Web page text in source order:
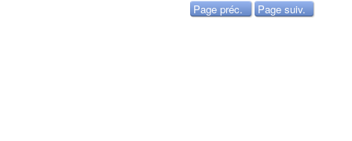
Page préc. Page suiv.